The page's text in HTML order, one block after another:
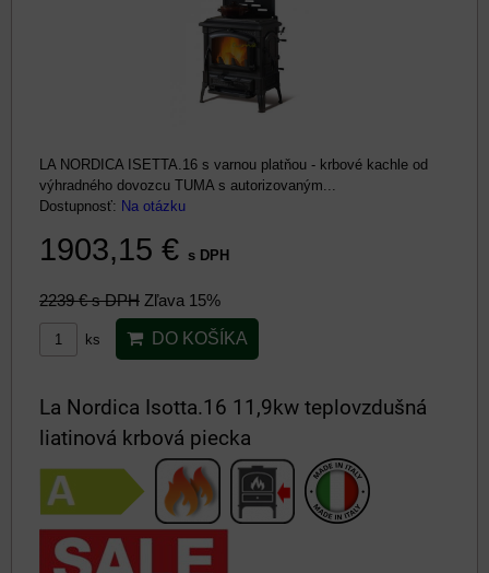
LA NORDICA ISETTA.16 s varnou platňou - krbové kachle od
výhradného dovozcu TUMA s autorizovaným...
Dostupnosť: Na otázku
1903,15 € s DPH
2239 €s DPH Zľava 15%
ks DO KOŠÍKA
La Nordica Isotta.16 11,9kw teplovzdušná
liatinová krbová piecka